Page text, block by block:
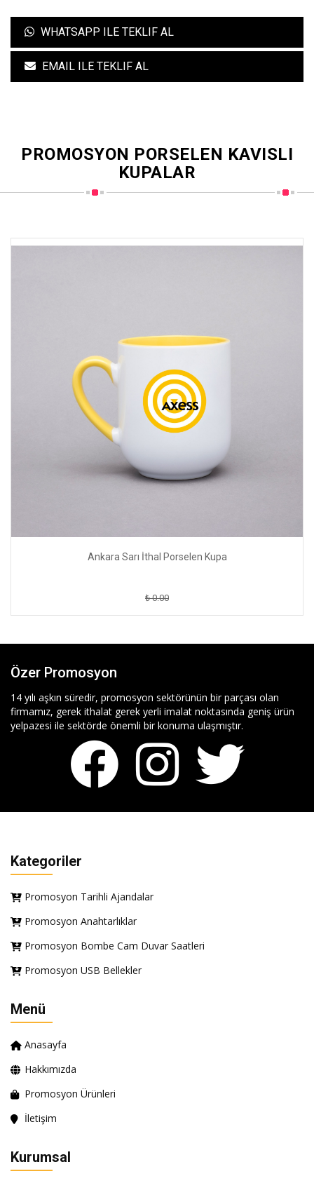
WHATSAPP ILE TEKLIF AL
EMAIL ILE TEKLIF AL
PROMOSYON PORSELEN KAVISLI
KUPALAR
Ankara Sarı İthal Porselen Kupa
₺ 0.00
Özer Promosyon
14 yılı aşkın süredir, promosyon sektörünün bir parçası olan
firmamız, gerek ithalat gerek yerli imalat noktasında geniş ürün
yelpazesi ile sektörde önemli bir konuma ulaşmıştır.
Kategoriler
Promosyon Tarihli Ajandalar
Promosyon Anahtarlıklar
Promosyon Bombe Cam Duvar Saatleri
Promosyon USB Bellekler
Menü
Anasayfa
Hakkımızda
Promosyon Ürünleri
İletişim
Kurumsal